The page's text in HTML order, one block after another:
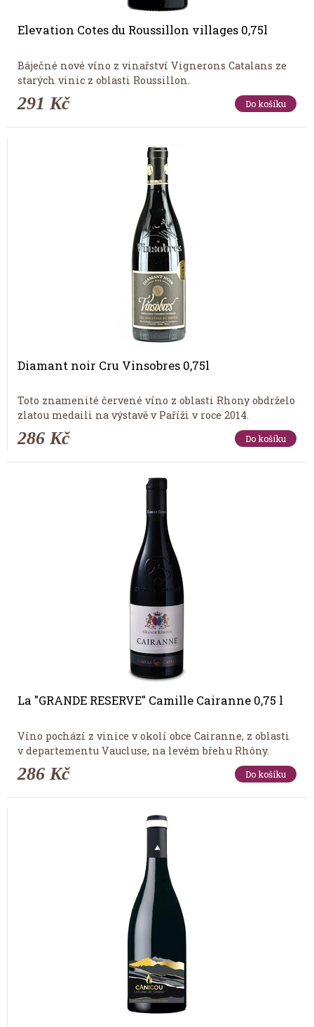
Elevation Cotes du Roussillon villages 0,75l
Báječné nové víno z vinařství Vignerons Catalans ze
starých vinic z oblasti Roussillon.
291 Kč Do košíku
Diamant noir Cru Vinsobres 0,75l
Toto znamenité červené víno z oblasti Rhony obdrželo
zlatou medaili na výstavě v Paříži v roce 2014.
286 Kč Do košíku
La "GRANDE RESERVE" Camille Cairanne 0,75 l
Víno pochází z vinice v okolí obce Cairanne, z oblasti
v departementu Vaucluse, na levém břehu Rhôny.
286 Kč Do košíku